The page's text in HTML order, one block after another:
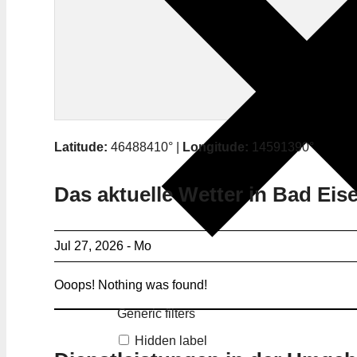
Generic filters
Hidden label
Latitude: 46488410° | Longitude: 14591390°
Das aktuelle Wetter in Bad
Jul 27, 2026 - Mo
Ooops! Nothing was found!